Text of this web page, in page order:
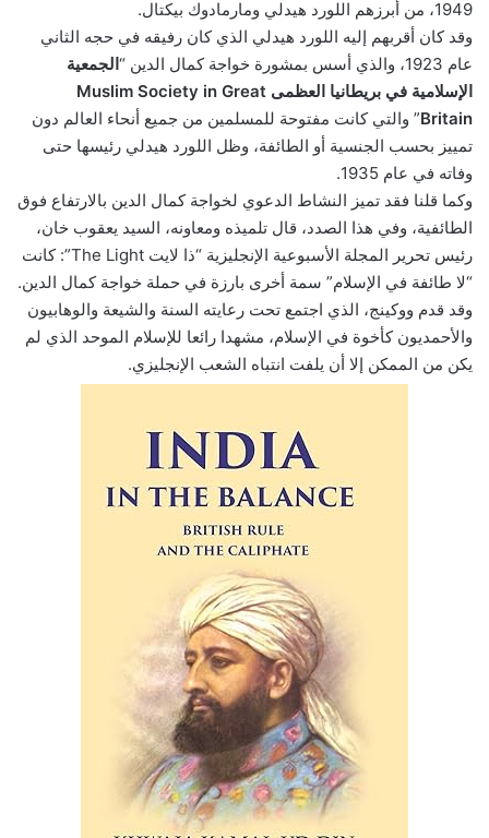
1949، من أبرزهم اللورد هيدلي ومارمادوك بيكتال.
وقد كان أقربهم إليه اللورد هيدلي الذي كان رفيقه في حجه الثاني
عام 1923، والذي أسس بمشورة خواجة كمال الدين “
الجمعية
الإسلامية في بريطانيا العظمى Muslim Society in Great
Britain” والتي كانت مفتوحة للمسلمين من جميع أنحاء العالم دون
تمييز بحسب الجنسية أو الطائفة، وظل اللورد هيدلي رئيسها حتى
وفاته في عام 1935.
وكما قلنا فقد تميز النشاط الدعوي لخواجة كمال الدين بالارتفاع فوق
الطائفية، وفي هذا الصدد، قال تلميذه ومعاونه، السيد يعقوب خان،
رئيس تحرير المجلة الأسبوعية الإنجليزية “ذا لايت The Light”: كانت
“لا طائفة في الإسلام” سمة أخرى بارزة في حملة خواجة كمال الدين.
وقد قدم ووكينج، الذي اجتمع تحت رعايته السنة والشيعة والوهابيون
والأحمديون كأخوة في الإسلام، مشهدا رائعا للإسلام الموحد الذي لم
يكن من الممكن إلا أن يلفت انتباه الشعب الإنجليزي.